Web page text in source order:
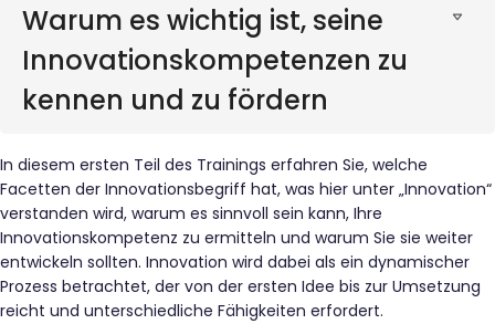
Warum es wichtig ist, seine
Innovationskompetenzen zu
kennen und zu fördern
In diesem ersten Teil des Trainings erfahren Sie, welche
Facetten der Innovationsbegriff hat, was hier unter „Innovation“
verstanden wird, warum es sinnvoll sein kann, Ihre
Innovationskompetenz zu ermitteln und warum Sie sie weiter
entwickeln sollten. Innovation wird dabei als ein dynamischer
Prozess betrachtet, der von der ersten Idee bis zur Umsetzung
reicht und unterschiedliche Fähigkeiten erfordert.